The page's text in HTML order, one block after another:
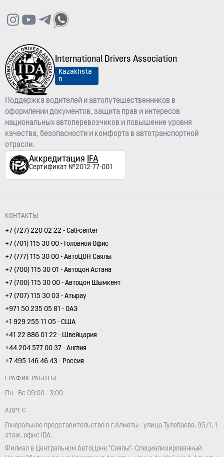
International Drivers Association
Kazakhsta
n
Поддержка водителей и автопутешественников в
оформлении документов, защита прав и интересов
национальных автоперевозчиков и повышение уровня
качества, безопасности и комфорта в автотранспортной
отрасли.
Аккредитация IFA
Сертификат №2012-77-001
КОНТАКТЫ
+7 (727) 220 02 22 - Call-center
+7 (701) 115 30 00 - Головной Офис
+7 (777) 115 30 00 - АвтоЦОН Саялы
+7 (700) 115 30 01 - Автоцон Астана
+7 (700) 115 30 00 - Автоцон Шымкент
+7 (707) 115 30 03 - Атырау
+971 50 235 05 81 - ОАЭ
+1 929 255 11 05 - США
+41 22 886 01 22 - Швейцария
+44 204 577 00 37 - Англия
+7 495 146 46 43 - Россия
ГРАФИК РАБОТЫ
Пн - Вс 09:00 - 3:00
АДРЕС
Генеральное представительство в г.Алматы - улица Тулебаева, 95/1, 1
этаж, офис IDA.
Филиал в Центральном АвтоЦоне "Саялы"- Специализированный